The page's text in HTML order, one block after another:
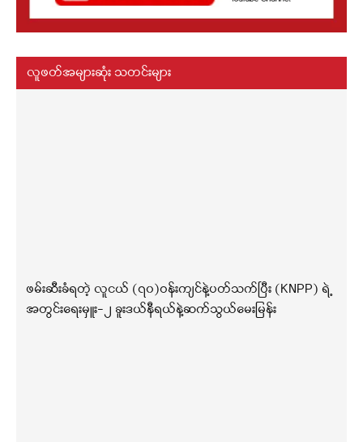
လူဖတ်အများဆုံး သတင်းများ
ဖမ်းဆီးခံရတဲ့ လူငယ် (၇၀)ဝန်းကျင်နဲ့ပတ်သက်ပြီး (KNPP) ရဲ့
အတွင်းရေးမှူး-၂ ခူးဒယ်နီရယ်နဲ့ဆက်သွယ်မေးမြန်း